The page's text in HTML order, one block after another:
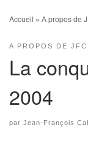
Accueil » A propos de
A PROPOS DE JFC
La
2004
par Jean-François